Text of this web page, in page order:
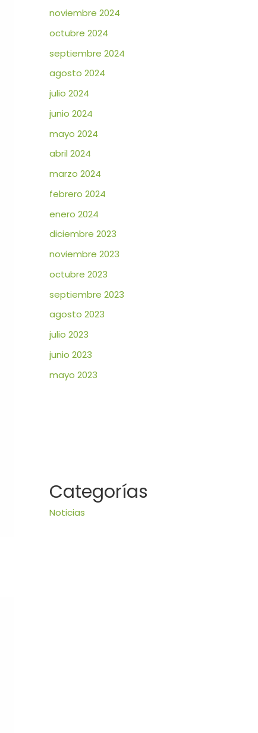
noviembre 2024
octubre 2024
septiembre 2024
agosto 2024
julio 2024
junio 2024
mayo 2024
abril 2024
marzo 2024
febrero 2024
enero 2024
diciembre 2023
noviembre 2023
octubre 2023
septiembre 2023
agosto 2023
julio 2023
junio 2023
mayo 2023
Categorías
Noticias